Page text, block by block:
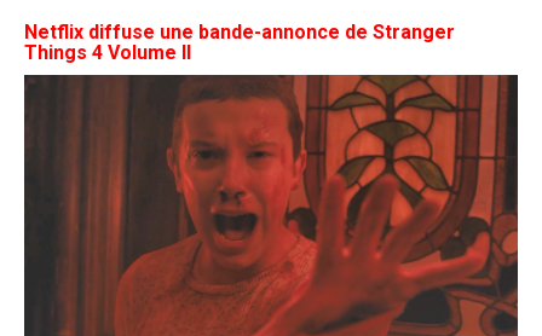
Netflix diffuse une bande-annonce de Stranger
Things 4 Volume II